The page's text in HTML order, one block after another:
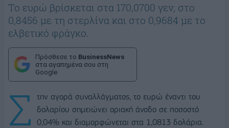
Το ευρώ βρίσκεται στα 170,0700 γεν, στο
0,8456 με τη στερλίνα και στο 0,9684 με το
ελβετικό φράγκο.
Πρόσθεσε το BusinessNews
στα αγαπημένα σου στη
Google
Σ
την αγορά συναλλάγματος, το ευρώ έναντι του
δολαρίου σημειώνει οριακή άνοδο σε ποσοστό
0,04% και διαμορφώνεται στα 1,0813 δολάρια.